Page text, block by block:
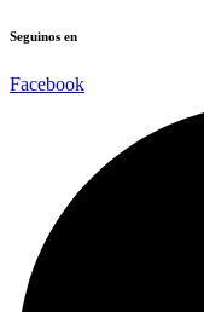
Seguinos en
Facebook